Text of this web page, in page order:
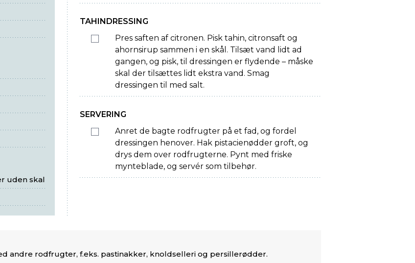
uden skal
TAHINDRESSING
Pres saften af citronen. Pisk tahin, citronsaft og
ahornsirup sammen i en skål. Tilsæt vand lidt ad
gangen, og pisk, til dressingen er flydende – måske
skal der tilsættes lidt ekstra vand. Smag
dressingen til med salt.
SERVERING
Anret de bagte rodfrugter på et fad, og fordel
dressingen henover. Hak pistacienødder groft, og
drys dem over rodfrugterne. Pynt med friske
mynteblade, og servér som tilbehør.
andre rodfrugter, f.eks. pastinakker, knoldselleri og persillerødder.